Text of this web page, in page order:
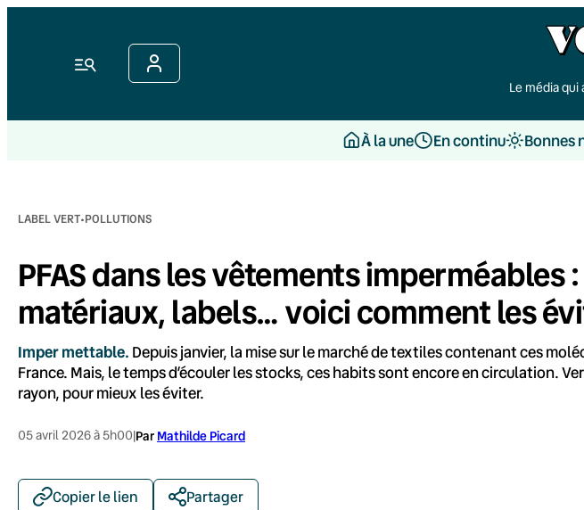
Menu
Le média
À la une En continu Bonnes
LABEL VERT·POLLUTIONS
PFAS dans les vêtements imperméables
matériaux, labels… voici comment les
Imper mettable. Depuis janvier, la mise sur le marché de textiles contenant ces
France. Mais, le temps d’écouler les stocks, ces habits sont encore en circulation.
rayon, pour mieux les éviter.
05 avril 2026 à 5h00|Par Mathilde Picard
Copier le lien Partager